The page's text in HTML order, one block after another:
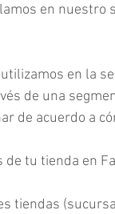
en
en la
de una
de acuerdo a
tu tienda en
tiendas